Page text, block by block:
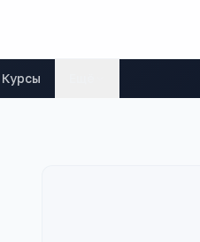
Курсы